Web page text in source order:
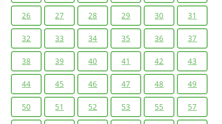
26 27 28 29 30 31
32 33 34 35 36 37
38 39 40 41 42 43
44 45 46 47 48 49
50 51 52 53 55 57